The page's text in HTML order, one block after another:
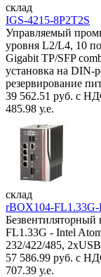
склад
IGS-4215-8P2T2S
Управляемый
уровня L2/L4, 10
Gigabit TP/SFP
установка на DIN-
резервирование
39 562.51 руб. с
485.98 у.е.
склад
rBOX104-
FL1.33G - Intel
232/422/485,
57 586.99 руб. с
707.39 у.е.